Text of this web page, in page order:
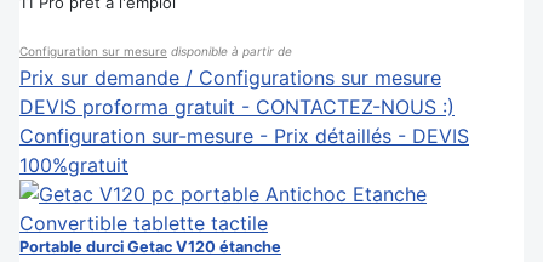
Configuration sur mesure disponible à partir de
Prix sur demande / Configurations sur mesure
DEVIS proforma gratuit - CONTACTEZ-NOUS :)
Configuration sur-mesure - Prix détaillés - DEVIS
100%gratuit
Portable durci Getac V120 étanche